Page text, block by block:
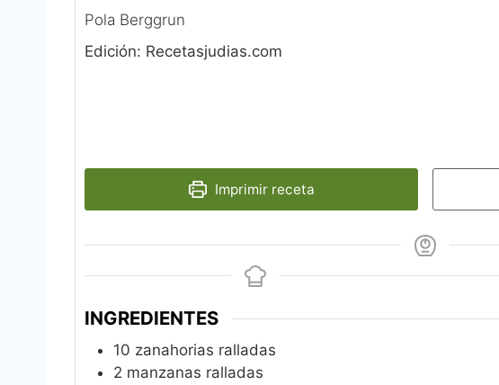
Pola Berggrun‎
Edición: Recetasjudias.com
Imprimir receta
INGREDIENTES
10 zanahorias ralladas
2 manzanas ralladas